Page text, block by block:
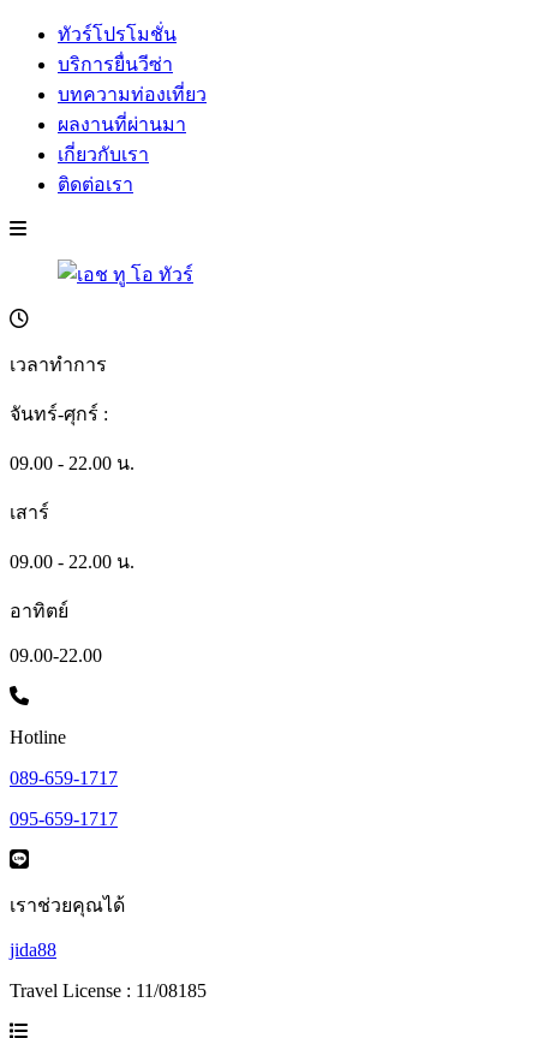
ทัวร์โปรโมชั่น
บริการยื่นวีซ่า
บทความท่องเที่ยว
ผลงานที่ผ่านมา
เกี่ยวกับเรา
ติดต่อเรา
เวลาทำการ
จันทร์-ศุกร์ :
09.00 - 22.00 น.
เสาร์
09.00 - 22.00 น.
อาทิตย์
09.00-22.00
Hotline
089-659-1717
095-659-1717
เราช่วยคุณได้
jida88
Travel License : 11/08185